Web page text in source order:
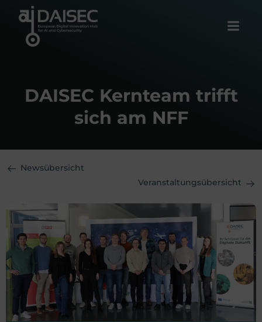
DAISEC Kernteam trifft
sich am NFF
Newsübersicht
Veranstaltungsübersicht